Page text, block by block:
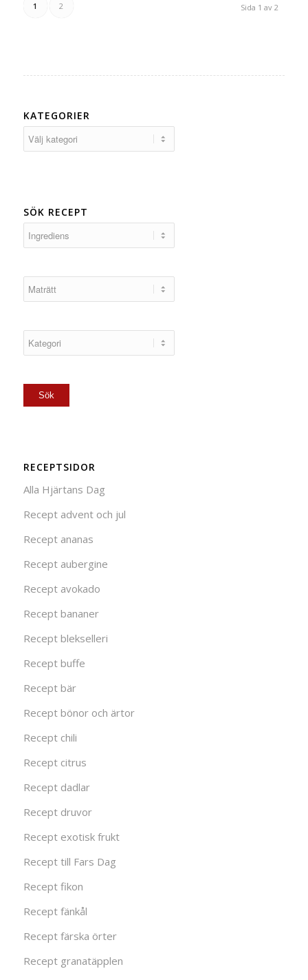
Sida 1 av 2
1 2
KATEGORIER
SÖK RECEPT
RECEPTSIDOR
Alla Hjärtans Dag
Recept advent och jul
Recept ananas
Recept aubergine
Recept avokado
Recept bananer
Recept blekselleri
Recept buffe
Recept bär
Recept bönor och ärtor
Recept chili
Recept citrus
Recept dadlar
Recept druvor
Recept exotisk frukt
Recept till Fars Dag
Recept fikon
Recept fänkål
Recept färska örter
Recept granatäpplen